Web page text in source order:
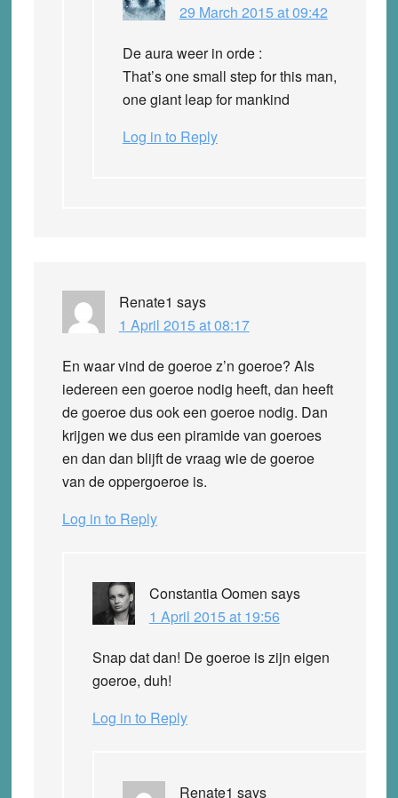
29 March 2015 at 09:42
De aura weer in orde :
That’s one small step for this man,
one giant leap for mankind
Log in to Reply
Renate1 says
1 April 2015 at 08:17
En waar vind de goeroe z’n goeroe? Als
iedereen een goeroe nodig heeft, dan heeft
de goeroe dus ook een goeroe nodig. Dan
krijgen we dus een piramide van goeroes
en dan dan blijft de vraag wie de goeroe
van de oppergoeroe is.
Log in to Reply
Constantia Oomen says
1 April 2015 at 19:56
Snap dat dan! De goeroe is zijn eigen
goeroe, duh!
Log in to Reply
Renate1 says